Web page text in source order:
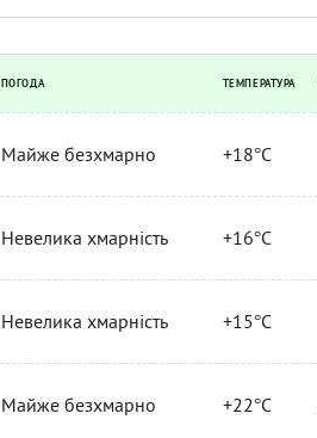
ПОГОДА ТЕМПЕРАТУРА
Майже безхмарно +18°C
Невелика хмарність +16°C
Невелика хмарність +15°C
Майже безхмарно +22°C